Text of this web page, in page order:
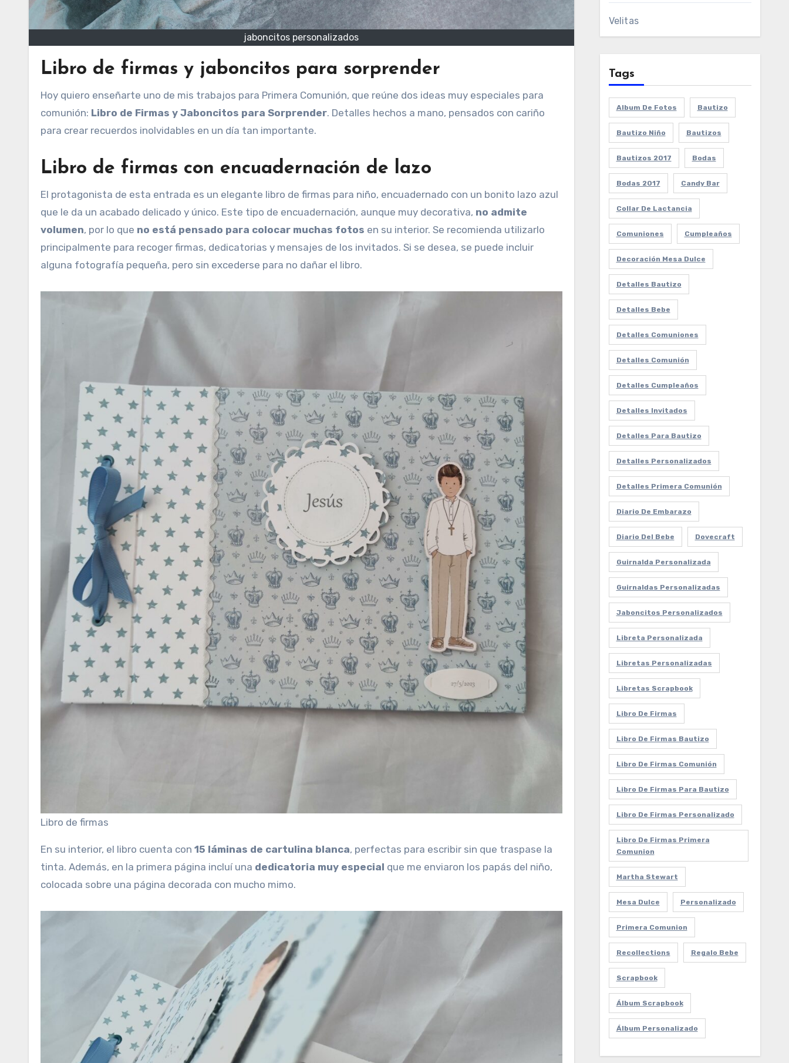
jaboncitos personalizados
Libro de firmas y jaboncitos para sorprender
Hoy quiero enseñarte uno de mis trabajos para Primera Comunión, que reúne dos ideas muy especiales para
comunión: Libro de Firmas y Jaboncitos para Sorprender. Detalles hechos a mano, pensados con cariño
para crear recuerdos inolvidables en un día tan importante.
Libro de firmas con encuadernación de lazo
El protagonista de esta entrada es un elegante libro de firmas para niño, encuadernado con un bonito lazo azul
que le da un acabado delicado y único. Este tipo de encuadernación, aunque muy decorativa, no admite
volumen, por lo que no está pensado para colocar muchas fotos en su interior. Se recomienda utilizarlo
principalmente para recoger firmas, dedicatorias y mensajes de los invitados. Si se desea, se puede incluir
alguna fotografía pequeña, pero sin excederse para no dañar el libro.
Libro de firmas
En su interior, el libro cuenta con 15 láminas de cartulina blanca, perfectas para escribir sin que traspase la
tinta. Además, en la primera página incluí una dedicatoria muy especial que me enviaron los papás del niño,
colocada sobre una página decorada con mucho mimo.
Velitas
Tags
Album De Fotos Bautizo
Bautizo Niño Bautizos
Bautizos 2017 Bodas
Bodas 2017 Candy Bar
Collar De Lactancia
Comuniones Cumpleaños
Decoración Mesa Dulce
Detalles Bautizo
Detalles Bebe
Detalles Comuniones
Detalles Comunión
Detalles Cumpleaños
Detalles Invitados
Detalles Para Bautizo
Detalles Personalizados
Detalles Primera Comunión
Diario De Embarazo
Diario Del Bebe Dovecraft
Guirnalda Personalizada
Guirnaldas Personalizadas
Jaboncitos Personalizados
Libreta Personalizada
Libretas Personalizadas
Libretas Scrapbook
Libro De Firmas
Libro De Firmas Bautizo
Libro De Firmas Comunión
Libro De Firmas Para Bautizo
Libro De Firmas Personalizado
Libro De Firmas Primera
Comunion
Martha Stewart
Mesa Dulce Personalizado
Primera Comunion
Recollections Regalo Bebe
Scrapbook
Álbum Scrapbook
Álbum Personalizado